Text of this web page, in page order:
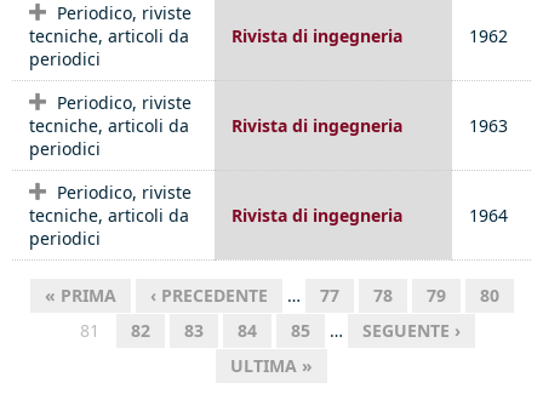
Periodico, riviste
tecniche, articoli da
periodici
Rivista di ingegneria 1962
Periodico, riviste
tecniche, articoli da
periodici
Rivista di ingegneria 1963
Periodico, riviste
tecniche, articoli da
periodici
Rivista di ingegneria 1964
« PRIMA ‹ PRECEDENTE … 77 78 79
80
81
82 83 84 85 …
SEGUENTE ›
ULTIMA »